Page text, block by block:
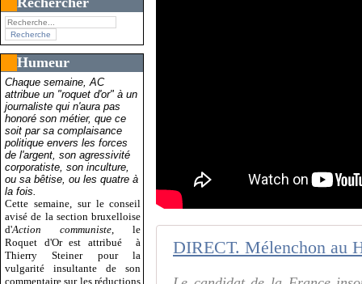
Humeur
Chaque semaine, AC
attribue un "roquet d'or" à un
journaliste qui n'aura pas
honoré son métier, que ce
soit par sa complaisance
politique envers les forces
de l'argent, son agressivité
corporatiste, son inculture,
ou sa bêtise, ou les quatre à
la fois.
Cette semaine, sur le conseil
avisé de la section bruxelloise
d'Action communiste , le
Roquet d'Or est attribué
à
Thierry Steiner pour la
vulgarité insultante de son
commentaire sur les réductions